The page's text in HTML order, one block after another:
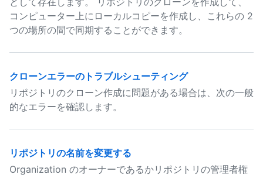
コンピューター上にローカルコピーを作成し、これらの 2
つの場所の間で同期することができます。
クローンエラーのトラブルシューティング
リポジトリのクローン作成に問題がある場合は、次の一般
的なエラーを確認します。
リポジトリの名前を変更する
Organization のオーナーであるかリポジトリの管理者権